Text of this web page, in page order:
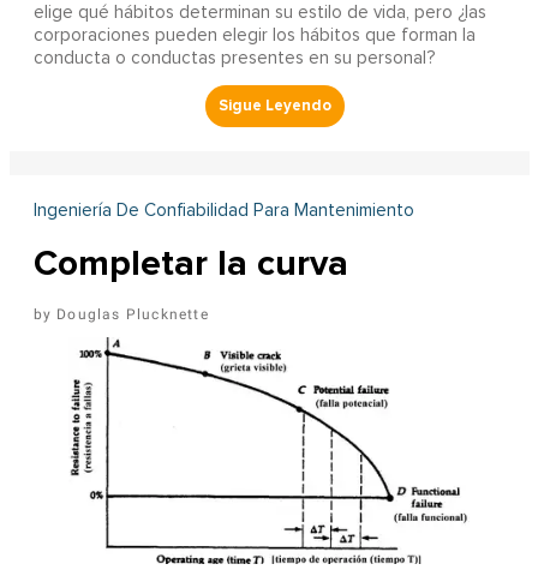
elige qué hábitos determinan su estilo de vida, pero ¿las
corporaciones pueden elegir los hábitos que forman la
conducta o conductas presentes en su personal?
Ingeniería De Confiabilidad Para Mantenimiento
Completar la curva
Douglas Plucknette